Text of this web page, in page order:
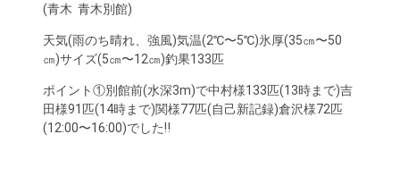
(青木 青木別館)
天気(雨のち晴れ、強風)気温(2℃〜5℃)氷厚(35㎝〜50
㎝)サイズ(5㎝〜12㎝)釣果133匹
ポイント①別館前(水深3m)で中村様133匹(13時まで)吉
田様91匹(14時まで)関様77匹(自己新記録)倉沢様72匹
(12:00〜16:00)でした‼